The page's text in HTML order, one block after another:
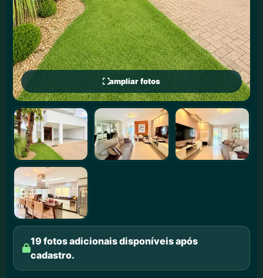
ampliar fotos
19 fotos adicionais disponíveis após
cadastro.